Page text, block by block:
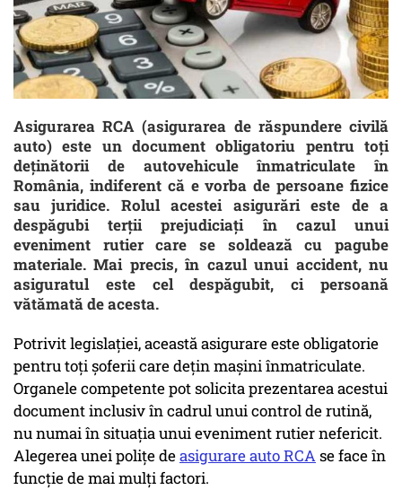
Asigurarea RCA (asigurarea de răspundere civilă
auto) este un document obligatoriu pentru toţi
deţinătorii de autovehicule înmatriculate în
România, indiferent că e vorba de persoane fizice
sau juridice. Rolul acestei asigurări este de a
despăgubi terţii prejudiciaţi în cazul unui
eveniment rutier care se soldează cu pagube
materiale. Mai precis, în cazul unui accident, nu
asiguratul este cel despăgubit, ci persoană
vătămată de acesta.
Potrivit legislaţiei, această asigurare este obligatorie
pentru toţi şoferii care deţin maşini înmatriculate.
Organele competente pot solicita prezentarea acestui
document inclusiv în cadrul unui control de rutină,
nu numai în situaţia unui eveniment rutier nefericit.
Alegerea unei poliţe deasigurare auto RCAse face în
funcţie de mai mulţi factori.